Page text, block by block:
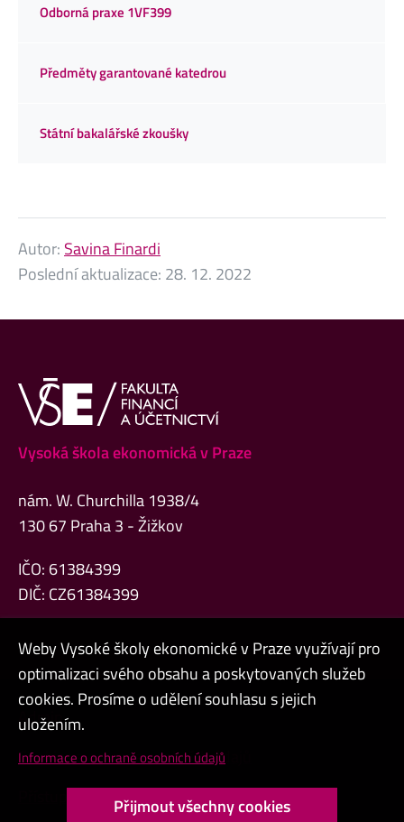
Odborná praxe 1VF399
Předměty garantované katedrou
Státní bakalářské zkoušky
Autor: Savina Finardi
Poslední aktualizace: 28. 12. 2022
Vysoká škola ekonomická v Praze
nám. W. Churchilla 1938/4
130 67 Praha 3 - Žižkov
IČO: 61384399
DIČ: CZ61384399
Admin
Cookies a ochrana osobních údajů
Přístupnost webu
Weby Vysoké školy ekonomické v Praze využívají pro
optimalizaci svého obsahu a poskytovaných služeb
cookies. Prosíme o udělení souhlasu s jejich
uložením.
Informace o ochraně osobních údajů
Přijmout všechny cookies